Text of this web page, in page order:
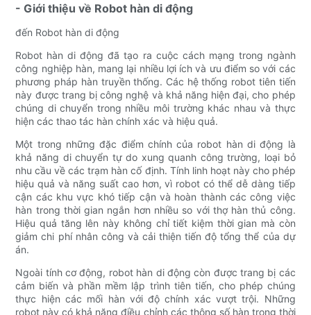
- Giới thiệu về Robot hàn di động
đến Robot hàn di động
Robot hàn di động đã tạo ra cuộc cách mạng trong ngành
công nghiệp hàn, mang lại nhiều lợi ích và ưu điểm so với các
phương pháp hàn truyền thống. Các hệ thống robot tiên tiến
này được trang bị công nghệ và khả năng hiện đại, cho phép
chúng di chuyển trong nhiều môi trường khác nhau và thực
hiện các thao tác hàn chính xác và hiệu quả.
Một trong những đặc điểm chính của robot hàn di động là
khả năng di chuyển tự do xung quanh công trường, loại bỏ
nhu cầu về các trạm hàn cố định. Tính linh hoạt này cho phép
hiệu quả và năng suất cao hơn, vì robot có thể dễ dàng tiếp
cận các khu vực khó tiếp cận và hoàn thành các công việc
hàn trong thời gian ngắn hơn nhiều so với thợ hàn thủ công.
Hiệu quả tăng lên này không chỉ tiết kiệm thời gian mà còn
giảm chi phí nhân công và cải thiện tiến độ tổng thể của dự
án.
Ngoài tính cơ động, robot hàn di động còn được trang bị các
cảm biến và phần mềm lập trình tiên tiến, cho phép chúng
thực hiện các mối hàn với độ chính xác vượt trội. Những
robot này có khả năng điều chỉnh các thông số hàn trong thời